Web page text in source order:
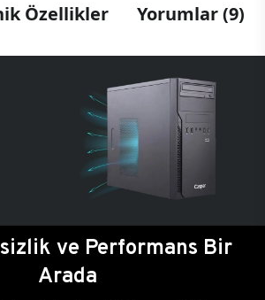
Özellikler Yorumlar (9)
ve Performans Bir
Arada